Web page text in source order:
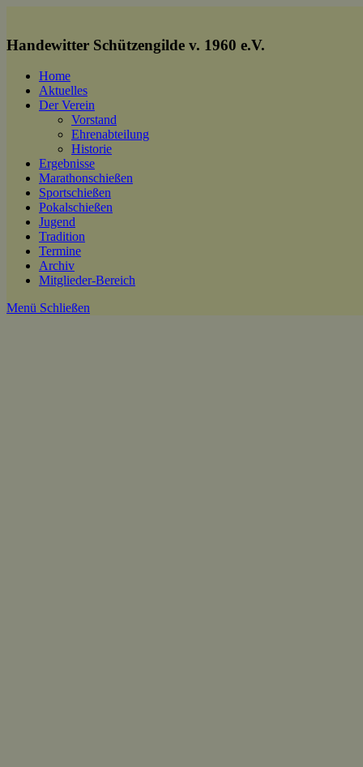
springen
Handewitter Schützengilde v. 1960 e.V.
Home
Aktuelles
Der Verein
Vorstand
Ehrenabteilung
Historie
Ergebnisse
Marathonschießen
Sportschießen
Pokalschießen
Jugend
Tradition
Termine
Archiv
Mitglieder-Bereich
Menü Schließen